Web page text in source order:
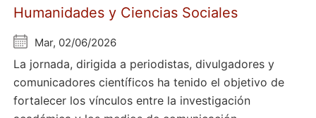
Humanidades y Ciencias Sociales
Mar, 02/06/2026
La jornada, dirigida a periodistas, divulgadores y
comunicadores científicos ha tenido el objetivo de
fortalecer los vínculos entre la investigación